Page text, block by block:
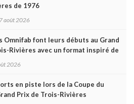
de 1976
août 2026
Omnifab font leurs débuts au Grand
Rivières avec un format inspiré de
2026
en piste lors de la Coupe du
Prix de Trois-Rivières